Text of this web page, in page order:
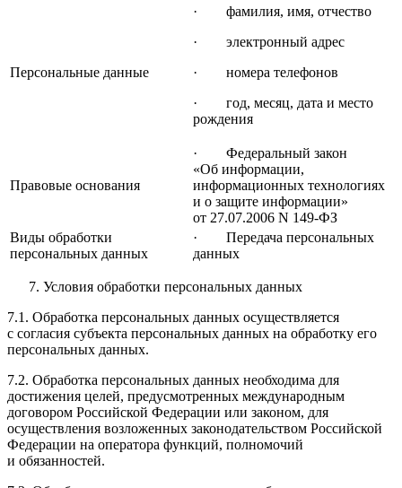
Персональные данные
· фамилия, имя, отчество
· электронный адрес
· номера телефонов
· год, месяц, дата и место
рождения
Правовые основания
· Федеральный закон
«Об информации,
информационных технологиях
и о защите информации»
от 27.07.2006 N 149-ФЗ
Виды обработки
персональных данных
· Передача персональных
данных
Условия обработки персональных данных
7.1. Обработка персональных данных осуществляется
с согласия субъекта персональных данных на обработку его
персональных данных.
7.2. Обработка персональных данных необходима для
достижения целей, предусмотренных международным
договором Российской Федерации или законом, для
осуществления возложенных законодательством Российской
Федерации на оператора функций, полномочий
и обязанностей.